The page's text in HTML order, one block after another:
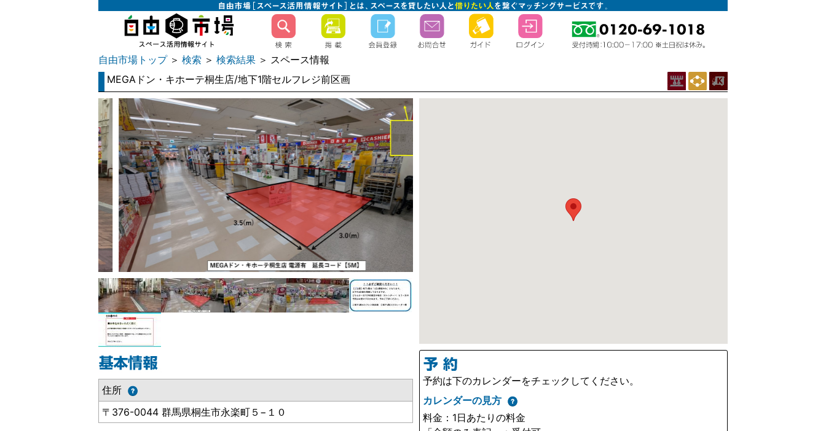
自由市場トップ＞ 検索 ＞ 検索結果 ＞ スペース情報
MEGAドン・キホーテ桐生店/地下1階セルフレジ前区画
住所
〒376-0044 群馬県桐生市永楽町５−１０
予約は下のカレンダーをチェックしてください。
カレンダーの見方
料金：1日あたりの料金